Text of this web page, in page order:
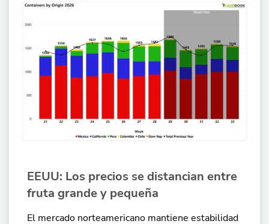
EEUU: Los precios se distancian entre
fruta grande y pequeña
El mercado norteamericano mantiene estabilidad